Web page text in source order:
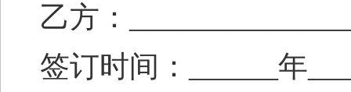
乙方：
签订时间：______年